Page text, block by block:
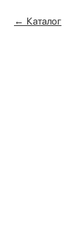
Каталог